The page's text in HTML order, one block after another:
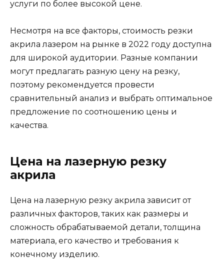
услуги по более высокой цене.
Несмотря на все факторы, стоимость резки
акрила лазером на рынке в 2022 году доступна
для широкой аудитории. Разные компании
могут предлагать разную цену на резку,
поэтому рекомендуется провести
сравнительный анализ и выбрать оптимальное
предложение по соотношению цены и
качества.
Цена на лазерную резку
акрила
Цена на лазерную резку акрила зависит от
различных факторов, таких как размеры и
сложность обрабатываемой детали, толщина
материала, его качество и требования к
конечному изделию.